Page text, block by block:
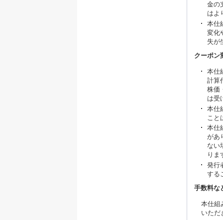
金の
はよ
本仕
変化
失が
クーポン
本仕
計算
株価
は受
本仕
こと
本仕
があ
ない
りま
発行
する
手数料な
本仕組
いただ